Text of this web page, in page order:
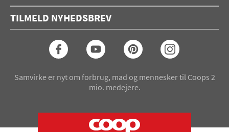
Konkurrencer
Annoncering
Coop medlem
TILMELD NYHEDSBREV
Samvirke er nyt om forbrug, mad og mennesker til Coops 2
mio. medejere.